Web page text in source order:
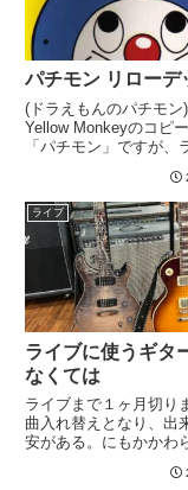
パチモン リローデ
(ドラえもんのパチモン
Yellow Monkeyのコピ
「パチモン」ですが、
またやりたいな、と密
おりました。ところが
メールが。「一つバン
セルになったので...
ライブ
ライブに使うギタ
なくては
ライブまで１ヶ月切り
曲入れ替えとなり、出
安がある。にもかかわ
ンしてしまうという大